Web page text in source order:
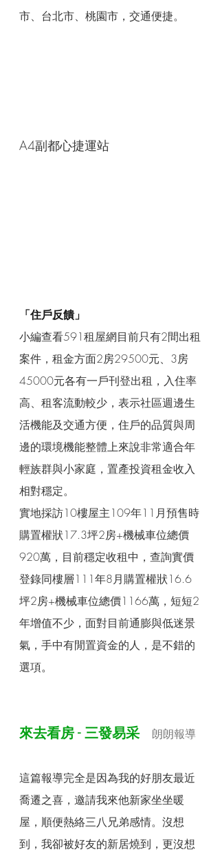
市、台北市、桃園市，交通便捷。
A4副都心捷運站
「住戶反饋」
小編查看591租屋網目前只有2間出租
案件，租金方面2房29500元、3房
45000元各有一戶刊登出租，入住率
高、租客流動較少，表示社區週邊生
活機能及交通方便，住戶的品質與周
邊的環境機能整體上來說非常適合年
輕族群與小家庭，置產投資租金收入
相對穩定。
實地採訪10樓屋主109年11月預售時
購置權狀17.3坪2房+機械車位總價
920萬，目前穩定收租中，查詢實價
登錄同樓層111年8月購置權狀16.6
坪2房+機械車位總價1166萬，短短2
年增值不少，面對目前通膨與低迷景
氣，手中有閒置資金的人，是不錯的
選項。
來去看房 - 三發易采 朗朗報導
這篇報導完全是因為我的好朋友最近
喬遷之喜，邀請我來他新家坐坐暖
屋，順便熱絡三八兄弟感情。沒想
到，我卻被好友的新居燒到，更沒想